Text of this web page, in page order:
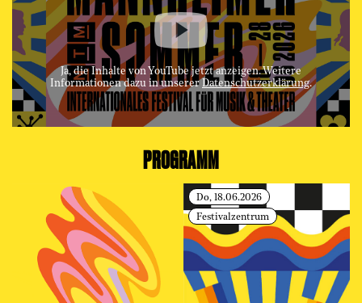
Ja, die Inhalte von YouTube jetzt anzeigen. Weitere
Informationen dazu in unserer Datenschutzerklärung.
PROGRAMM
Do, 18.06.2026
Festivalzentrum